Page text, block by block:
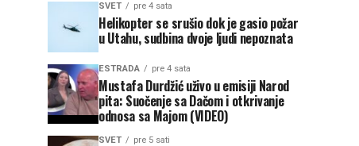
SVET pre 4 sata
Helikopter se srušio dok je gasio požar
u Utahu, sudbina dvoje ljudi nepoznata
ESTRADA pre 4 sata
Mustafa Durdžić uživo u emisiji Narod
pita: Suočenje sa Dačom i otkrivanje
odnosa sa Majom (VIDEO)
SVET pre 5 sati